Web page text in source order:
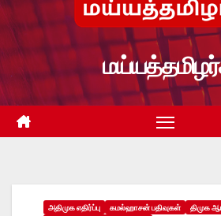
அதிமுக எதிர்ப்பு கமல்ஹாசன் பதிவுகள்
திமுக